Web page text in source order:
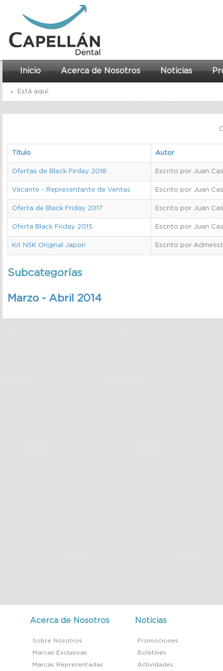
Inicio Acerca de Nosotros Noticias
Está aquí:
Inicio
Título Autor
Ofertas de Black Firday 2018 Escrito por Juan
Vacante - Representante de Ventas Escrito por Juan
Oferta de Black Friday 2017 Escrito por Juan
Oferta Black Friday 2015 Escrito por Juan
Kit NSK Original Japon Escrito por
Subcategorías
Marzo - Abril 2014
Acerca de Nosotros
Sobre Nosotros
Marcas Exclusivas
Marcas Representadas
Noticias
Promociones
Boletines
Actividades